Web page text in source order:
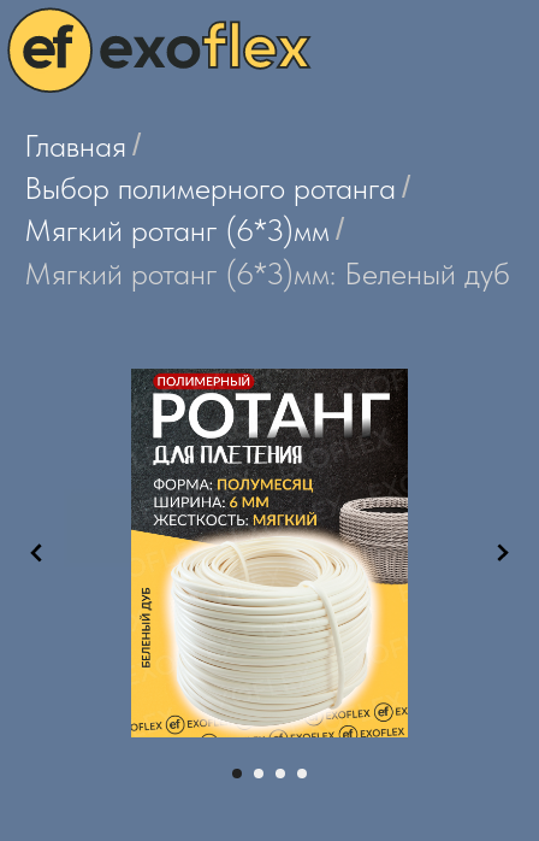
Главная /
Выбор полимерного ротанга /
Мягкий ротанг (6*3)мм /
Мягкий ротанг (6*3)мм: Беленый дуб